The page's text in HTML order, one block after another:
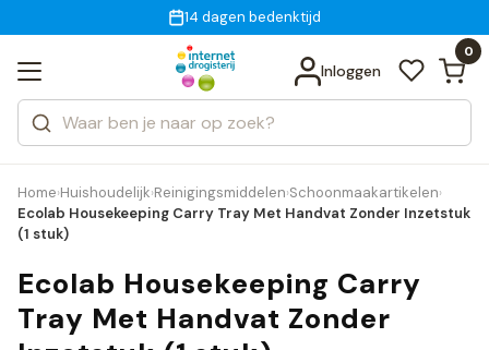
voor 18:00 uur besteld
Gratis bezorging
14 dagen bedenktijd
Inloggen
0
Zoeken
Categorieën
Merken
Bekijk alle resultaten
Home›Huishoudelijk›Reinigingsmiddelen›Schoonmaakartikelen›
Ecolab Housekeeping Carry Tray Met Handvat Zonder Inzetstuk
(1 stuk)
Ecolab Housekeeping Carry
Tray Met Handvat Zonder